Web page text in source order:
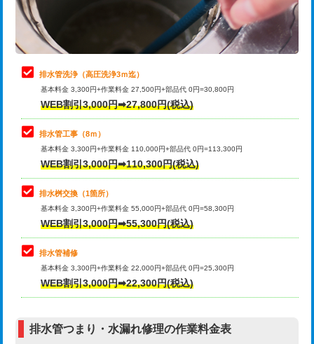
業）
排水管工事（排水管工事/3ｍまで） 55,000円
排水管工事（追加 排水管工事/3ｍ超
え）
マス交換（土の掘削・埋め戻し作業）
マス交換（深さ50㎝未満）
マス交換（深さ50㎝以上）
コンクリート斫り（厚さ10㎝まで）
コンクリート斫り（厚さ10㎝超え）
モルタル補修（厚さ10㎝まで）
モルタル補修（厚さ10㎝超え）
追加人工 16,500円
止水・漏水調査・防水処理・清掃・修
理・調整・分解・加工など（軽作業）
11,000円
止水・漏水調査・防水処理・清掃・修
理・調整・分解・加工など（中作業）
22,000円
止水・漏水調査・防水処理・清掃・修
理・調整・分解・加工など（重作業）
33,000円
その他部品の脱着
交換・取付（タンク）
交換・取付(単水栓（壁付・デッキ
式）)
交換・取付(混合水栓（壁付・デッキ
式・ワンホール）)
16,500円+材料費
交換・取付(排水栓・排水トラップ
交換・取付（その他部品） 11,000円+材料費
排水管洗浄（高圧洗浄3ｍ迄）
基本料金 3,300円+作業料金 27,500円+部品代 0円=30,800円
WEB割引3,000円➡27,800円(税込)
排水管工事（8ｍ）
基本料金 3,300円+作業料金 110,000円+部品代 0円=113,300円
WEB割引3,000円➡110,300円(税込)
排水桝交換（1箇所）
基本料金 3,300円+作業料金 55,000円+部品代 0円=58,300円
WEB割引3,000円➡55,300円(税込)
排水管補修
基本料金 3,300円+作業料金 22,000円+部品代 0円=25,300円
WEB割引3,000円➡22,300円(税込)
排水管つまり・水漏れ修理の作業料金表